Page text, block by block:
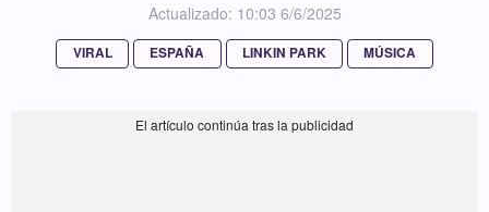
Actualizado: 10:03 6/6/2025
VIRAL ESPAÑA LINKIN PARK MÚSICA